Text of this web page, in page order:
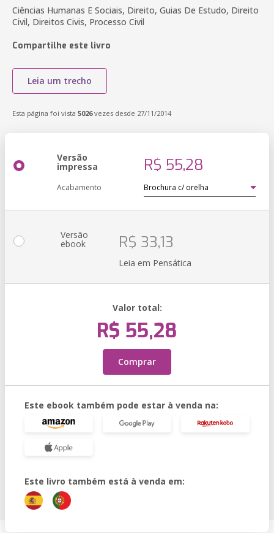
Ciências Humanas E Sociais, Direito, Guias De Estudo, Direito
Civil, Direitos Civis, Processo Civil
Compartilhe este livro
Leia um trecho
Esta página foi vista 5026vezes desde 27/11/2014
Versão
impressa R$ 55,28
Acabamento
Versão
ebook R$ 33,13
Leia em Pensática
Valor total:
R$ 55,28
Comprar
Este ebook também pode estar à venda na:
Este livro também está à venda em: